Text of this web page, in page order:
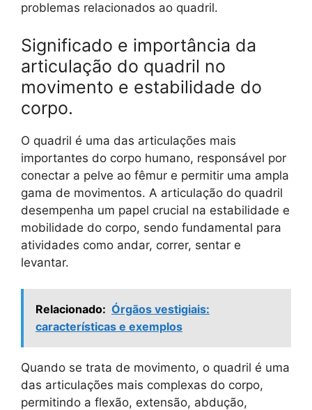
problemas relacionados ao quadril.
Significado e importância da
articulação do quadril no
movimento e estabilidade do
corpo.
O quadril é uma das articulações mais
importantes do corpo humano, responsável por
conectar a pelve ao fêmur e permitir uma ampla
gama de movimentos. A articulação do quadril
desempenha um papel crucial na estabilidade e
mobilidade do corpo, sendo fundamental para
atividades como andar, correr, sentar e
levantar.
Relacionado: Órgãos vestigiais:
características e exemplos
Quando se trata de movimento, o quadril é uma
das articulações mais complexas do corpo,
permitindo a flexão, extensão, abdução,